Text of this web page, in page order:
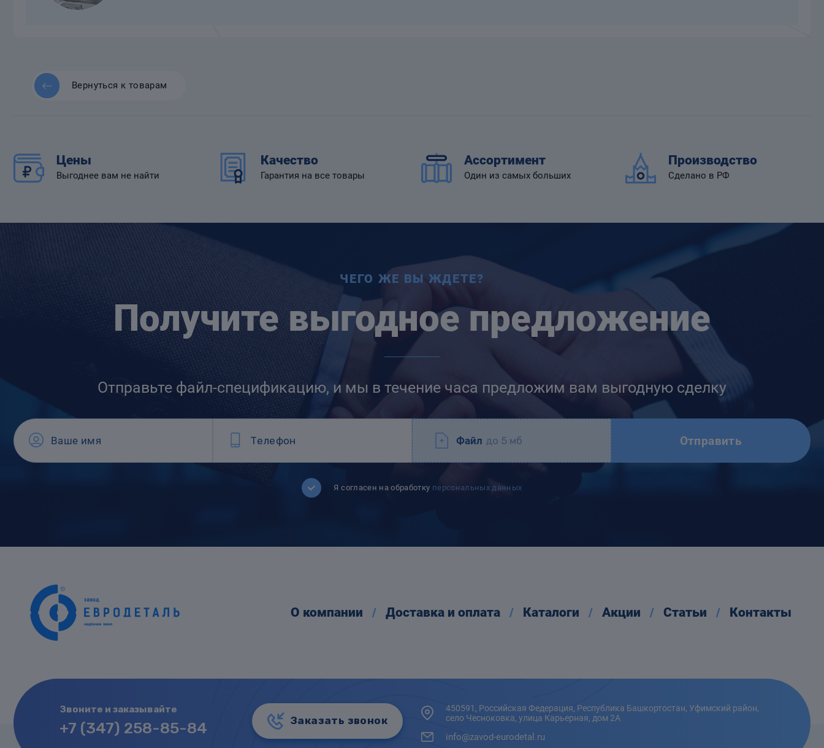
Вернуться к товарам
Цены
Выгоднее вам не найти
Качество
Гарантия на все товары
Ассортимент
Один из самых больших
Производство
Сделано в РФ
ЧЕГО ЖЕ ВЫ ЖДЕТЕ?
Получите выгодное предложение
Отправьте файл-спецификацию, и мы в течение часа предложим вам выгодную сделку
Файл до 5 мб Отправить
Я согласен на обработку персональных данных
О компании Доставка и оплата Каталоги Акции Статьи Контакты
Звоните и заказывайте
+7 (347) 258-85-84 Заказать звонок
450591, Российская Федерация, Республика Башкортостан, Уфимский район,
село Чесноковка, улица Карьерная, дом 2А
info@zavod-eurodetal.ru